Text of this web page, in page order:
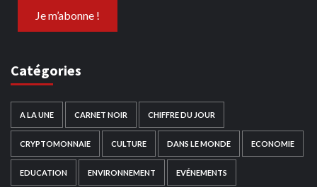
Catégories
A LA UNE CARNET NOIR CHIFFRE DU JOUR
CRYPTOMONNAIE CULTURE DANS LE MONDE ECONOMIE
EDUCATION ENVIRONNEMENT EVÉNEMENTS